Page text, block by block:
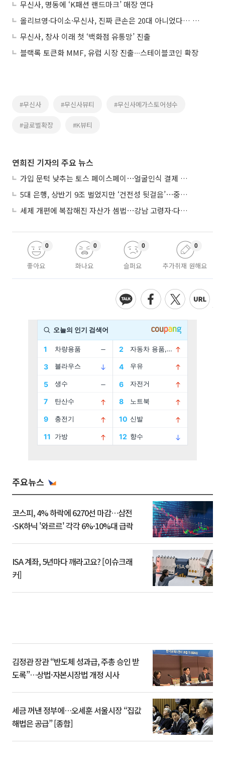
무신사, 명동에 ‘K패션 랜드마크’ 매장 연다
올리브영·다이소·무신사, 진짜 큰손은 20대 아니었다… 영포티 매출 급증
무신사, 창사 이래 첫 ‘백화점 유통망’ 진출
블랙록 토큰화 MMF, 유럽 시장 진출∙∙∙스테이블코인 확장
#무신사 #무신사뷰티 #무신사메가스토어성수
#글로벌확장 #K뷰티
연희진 기자의 주요 뉴스
가입 문턱 낮추는 토스 페이스페이⋯얼굴인식 결제 확산 속도낸다
5대 은행, 상반기 9조 벌었지만 ‘건전성 뒷걸음’⋯중기대출 문턱 높아지나
세제 개편에 복잡해진 자산가 셈법⋯강남 고령자·다주택자 ‘자산재편 고심’
좋아요
0
화나요
0
슬퍼요
0
추가취재 원해요
0
주요뉴스
코스피, 4% 하락에 6270선 마감…삼전
·SK하닉 '와르르' 각각 6%·10%대 급락
ISA 계좌, 5년마다 깨라고요? [이슈크래
커]
김정관 장관 “반도체 성과급, 주총 승인 받
도록”…상법·자본시장법 개정 시사
세금 꺼낸 정부에…오세훈 서울시장 “집값
해법은 공급” [종합]